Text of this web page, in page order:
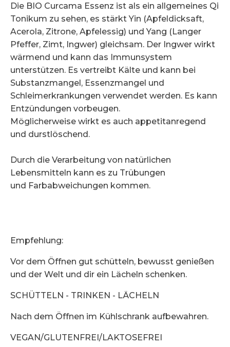
Die BIO Curcama Essenz ist als ein allgemeines Qi
Tonikum zu sehen, es stärkt Yin (Apfeldicksaft,
Acerola, Zitrone, Apfelessig) und Yang (Langer
Pfeffer, Zimt, Ingwer) gleichsam. Der Ingwer wirkt
wärmend und kann das Immunsystem
unterstützen. Es vertreibt Kälte und kann bei
Substanzmangel, Essenzmangel und
Schleimerkrankungen verwendet werden. Es kann
Entzündungen vorbeugen.
Möglicherweise wirkt es auch appetitanregend
und durstlöschend.
Durch die Verarbeitung von natürlichen
Lebensmitteln kann es zu Trübungen
und Farbabweichungen kommen.
Empfehlung:
Vor dem Öffnen gut schütteln, bewusst genießen
und der Welt und dir ein Lächeln schenken.
SCHÜTTELN - TRINKEN - LÄCHELN
Nach dem Öffnen im Kühlschrank aufbewahren.
VEGAN/GLUTENFREI/LAKTOSEFREI